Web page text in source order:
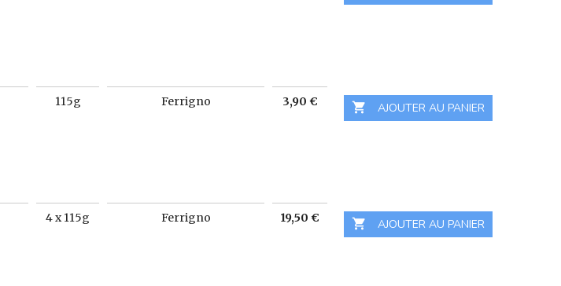
115g Ferrigno Prix
3,90 €  AJOUTER AU PANIER
4 x 115g Ferrigno Prix
19,50 €  AJOUTER AU PANIER